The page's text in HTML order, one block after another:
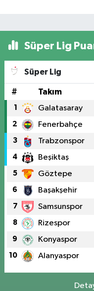
Süper Lig
Süper Lig
# Takım
1 Galatasaray
2 Fenerbahçe
3 Trabzonspor
4 Beşiktaş
5 Göztepe
6 Başakşehir
7 Samsunspor
8 Rizespor
9 Konyaspor
10 Alanyaspor